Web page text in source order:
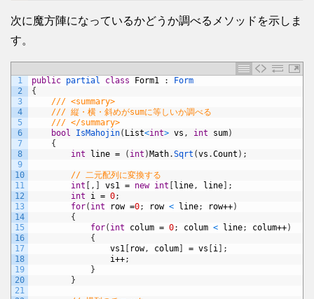
次に魔方陣になっているかどうか調べるメソッドを示しま
す。
1
2
3
4
5
6
7
8
9
10
11
12
13
14
15
16
17
18
19
20
21
public partial class Form1 :
Form
{
/// <summary>
/// 縦・横・斜めがsumに等しいか調べる
/// </summary>
bool
IsMahojin( List<int> vs , int sum)
{
int
line = ( int ) Math.Sqrt (vs .Count ) ;
// 二元配列に変換する
int
, vs1 = new int line, line
;
int
i = 0;
for( int row =0; row < line; row++)
{
for( int colum = 0; colum < line; colum++)
{
vs1
row, colum = vs i
;
i++;
}
}